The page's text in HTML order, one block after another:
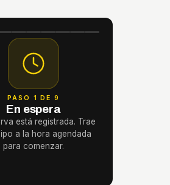
PASO 1 DE 9
En espera
está registrada. Trae
a la hora agendada
para comenzar.